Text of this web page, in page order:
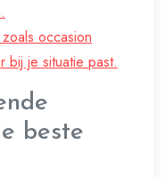
occasion
bij je situatie past.
beste